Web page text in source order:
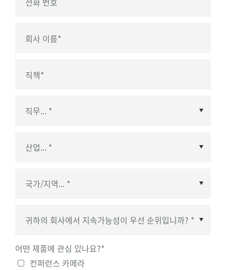
회사 이름*
직책*
국가/지역 *
어떤 제품에 관심 있나요?*
컨퍼런스 카메라